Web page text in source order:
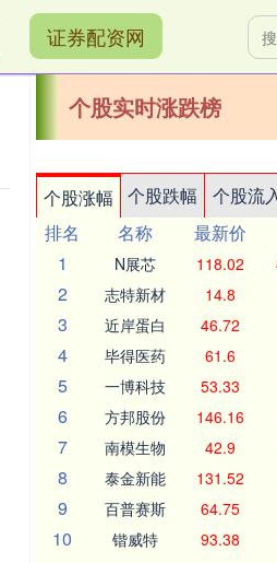
证券配资网
个股实时涨跌榜
个股涨幅 个股跌幅 个股流
排名
名称 最新价
1
N展芯 118.02
2 志特新材 14.8
3 近岸蛋白 46.72
4 毕得医药 61.6
5 一博科技 53.33
6 方邦股份 146.16
7 南模生物 42.9
8 泰金新能 131.52
9 百普赛斯 64.75
10 锴威特 93.38